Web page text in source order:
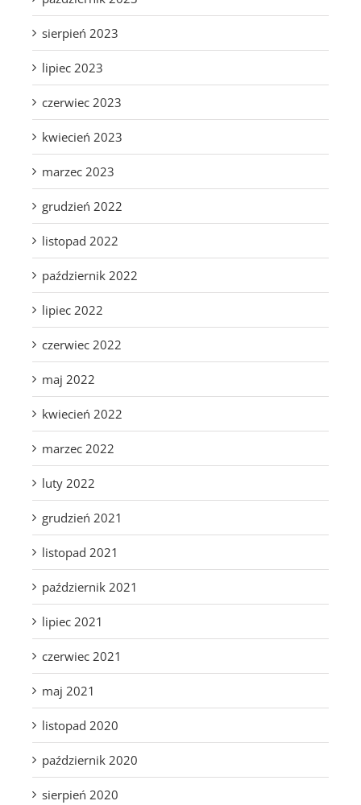
sierpień 2023
lipiec 2023
czerwiec 2023
kwiecień 2023
marzec 2023
grudzień 2022
listopad 2022
październik 2022
lipiec 2022
czerwiec 2022
maj 2022
kwiecień 2022
marzec 2022
luty 2022
grudzień 2021
listopad 2021
październik 2021
lipiec 2021
czerwiec 2021
maj 2021
listopad 2020
październik 2020
sierpień 2020